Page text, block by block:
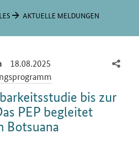
AKTUELLE MELDUNGEN
18.08.2025
bis zur
PEP begleitet
Botsuana